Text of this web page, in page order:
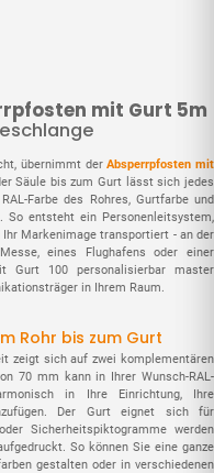
mit Gurt 5m
übernimmt derAbsperrpfosten mit
Säule bis zum Gurt lässt sich jedes
Farbe des Rohres, Gurtfarbe und
So entsteht ein Personenleitsystem,
Markenimage transportiert - an der
eines Flughafens oder einer
Gurt 100 personalisierbar master
in Ihrem Raum.
Rohr bis zum Gurt
zeigt sich auf zwei komplementären
70 mm kann in Ihrer Wunsch-RAL-
in Ihre Einrichtung, Ihre
Der Gurt eignet sich für
Sicherheitspiktogramme werden
So können Sie eine ganze
gestalten oder in verschiedenen